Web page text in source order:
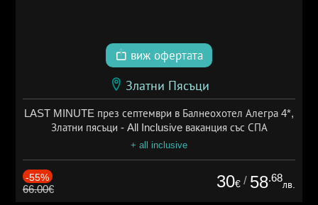
виж офертата
Златни Пясъци
LAST MINUTE през септември в Балнеохотел Алегра 4*,
Златни пясъци - All Inclusive ваканция със СПА
+ all inclusive
-55%
66.00€ 30€ / 58.68
лв.